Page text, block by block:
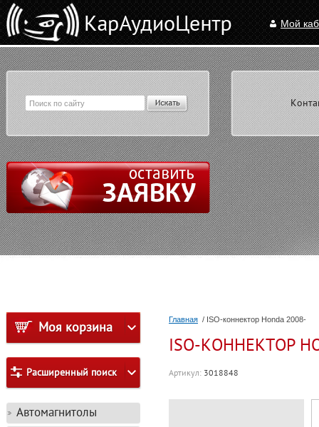
Мой
Главная / ISO-коннектор Honda 2008-
ISO-КОННЕКТОР
Артикул: 3018848
Моя корзина
Расширенный поиск
Автомагнитолы